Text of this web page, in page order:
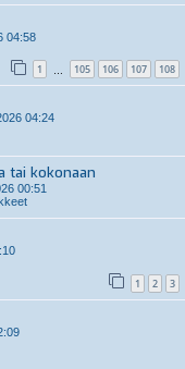
04:58
1 105 106 107 108
04:24
tai kokonaan
00:51
1 2 3